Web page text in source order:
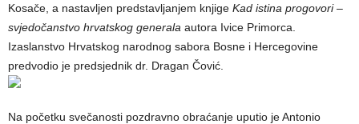
Kosače, a nastavljen predstavljanjem knjige Kad istina progovori –
svjedočanstvo hrvatskog generala autora Ivice Primorca.
Izaslanstvo Hrvatskog narodnog sabora Bosne i Hercegovine
predvodio je predsjednik dr. Dragan Čović.
Na početku svečanosti pozdravno obraćanje uputio je Antonio